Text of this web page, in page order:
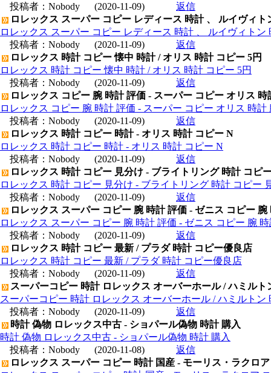
投稿者： Nobody (2020-11-09)
返信
ロレックス スーパー コピー レディース 時計 、 ルイヴィ
ロレックス スーパー コピー レディース 時計 、 ルイヴィト
投稿者： Nobody (2020-11-09)
返信
ロレックス 時計 コピー 懐中 時計 / オリス 時計 コピー 5円
ロレックス 時計 コピー 懐中 時計 / オリス 時計 コピー 5円
投稿者： Nobody (2020-11-09)
返信
ロレックス コピー 腕 時計 評価 - スーパー コピー オリス 時
ロレックス コピー 腕 時計 評価 - スーパー コピー オリス 時計
投稿者： Nobody (2020-11-09)
返信
ロレックス 時計 コピー 時計 - オリス 時計 コピー N
ロレックス 時計 コピー 時計 - オリス 時計 コピー N
投稿者： Nobody (2020-11-09)
返信
ロレックス 時計 コピー 見分け - ブライトリング 時計 コピ
ロレックス 時計 コピー 見分け - ブライトリング 時計 コピー
投稿者： Nobody (2020-11-09)
返信
ロレックス スーパー コピー 腕 時計 評価 - ゼニス コピー 腕
ロレックス スーパー コピー 腕 時計 評価 - ゼニス コピー 腕
投稿者： Nobody (2020-11-09)
返信
ロレックス 時計 コピー 最新 / プラダ 時計 コピー優良店
ロレックス 時計 コピー 最新 / プラダ 時計 コピー優良店
投稿者： Nobody (2020-11-09)
返信
スーパーコピー 時計 ロレックス オーバーホール / ハミル
スーパーコピー 時計 ロレックス オーバーホール / ハミルトン
投稿者： Nobody (2020-11-09)
返信
時計 偽物 ロレックス中古 - ショパール偽物 時計 購入
時計 偽物 ロレックス中古 - ショパール偽物 時計 購入
投稿者： Nobody (2020-11-08)
返信
ロレックス スーパー コピー 時計 国産 - モーリス・ラクロ